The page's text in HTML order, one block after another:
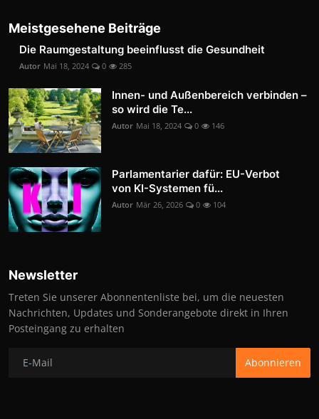
Meistgesehene Beiträge
Die Raumgestaltung beeinflusst die Gesundheit
Autor Mai 18, 2024 0 285
Innen- und Außenbereich verbinden –
so wird die Te...
Autor Mai 18, 2024 0 146
Parlamentarier dafür: EU-Verbot
von KI-Systemen fü...
Autor Mär 26, 2026 0 104
Newsletter
Treten Sie unserer Abonnentenliste bei, um die neuesten
Nachrichten, Updates und Sonderangebote direkt in Ihren
Posteingang zu erhalten
Abonnieren